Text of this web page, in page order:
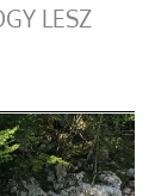
LESZ